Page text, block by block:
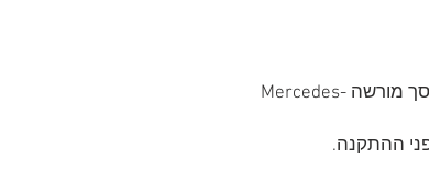
מומלץ לבצע התקנה על-ידי טכנאי מוסמך או במוסך מורשה Mercedes-